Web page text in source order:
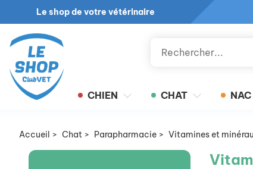
Le shop de votre vétérinaire
CHIEN CHAT NAC
Accueil > Chat > Parapharmacie > Vitamines et